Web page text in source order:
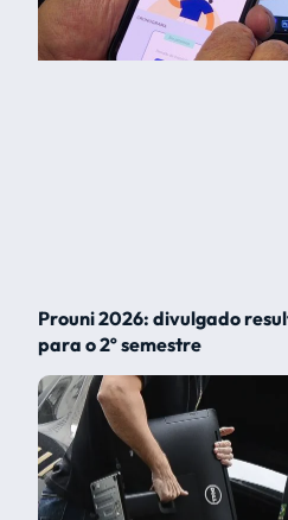
Prouni 2026: divulgado
para o 2º semestre